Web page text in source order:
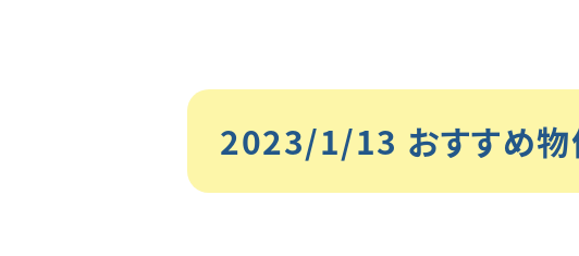
2023/1/13 おすすめ